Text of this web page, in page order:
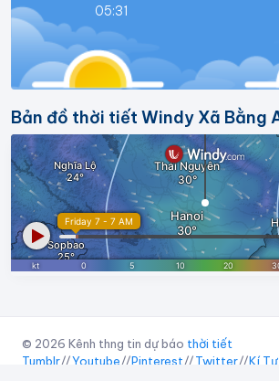
05:31
Bản đồ thời tiết Windy Xã Bằng
© 2026 Kênh thng tin dự báo thời tiết
Tumblr//Youtube//Pinterest//Twitter//Kí